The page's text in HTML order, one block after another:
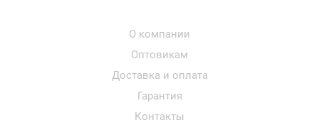
О компании
Оптовикам
Доставка и оплата
Гарантия
Контакты